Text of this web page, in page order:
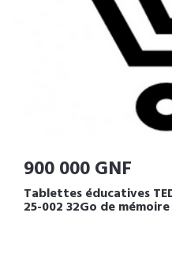
900 000 GNF
Tablettes éducatives
25-002 32Go de